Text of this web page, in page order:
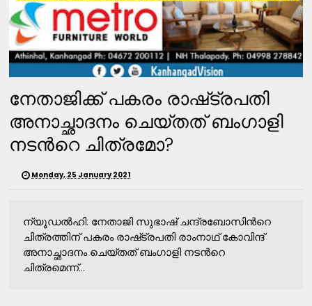
നേതാജിക്ക്​ പകരം രാഷ്​ട്രപതി
അനാച്ഛാദനം ചെയ്​തത് ബംഗാളി
നടന്‍റെ ചിത്രമോ​?
Monday, 25 January 2021
ന്യൂഡൽഹി: നേതാജി സുഭാഷ്​ ചന്ദ്രബോസിന്‍റെ
ചിത്രത്തിന്​ പകരം രാഷ്​ട്രപതി രാംനാഥ്​ കോവിന്ദ്​
അനാച്ഛാദനം ചെയ്​തത്​ ബംഗാളി ​ന​ട​ന്‍റെ
ചിത്രമെന്ന്...